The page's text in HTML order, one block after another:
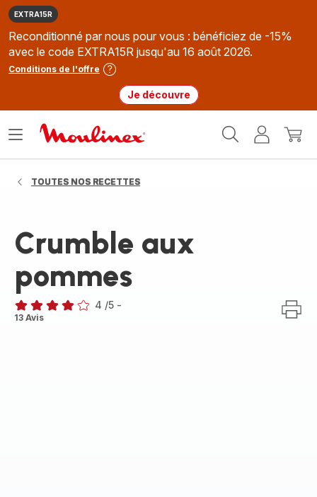
EXTRA15R
Reconditionné par nous pour vous : bénéficiez de -15%
avec le code EXTRA15R jusqu'au 16 août 2026.
Conditions de l'offre
Je découvre
MonMon
Ouvrir
TOUTES NOS RECETTES
Crumble aux
pommes
Avis
4 /5 -
13 Avis